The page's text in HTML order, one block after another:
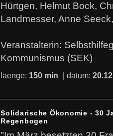
Hürtgen, Helmut Bock,
Landmesser, Anne
Veranstalterin:
Kommunismus (SEK)
laenge: 150 min | datum:
Solidarische Ökonomie - 30
Regenbogen